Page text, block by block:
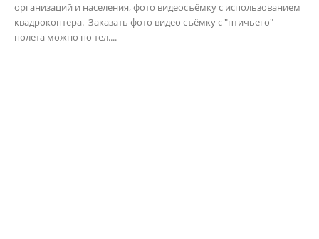
организаций и населения, фото видеосъёмку с использованием
квадрокоптера. Заказать фото видео съёмку с "птичьего"
полета можно по тел....